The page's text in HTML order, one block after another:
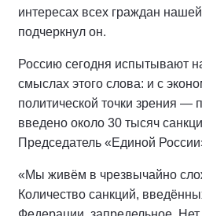
интересах всех граждан
подчеркнул он.
Россию сегодня испытывают
смыслах этого слова: и с
политической точки зрения —
введено около 30 тысяч
Председатель «Единой
«Мы живём в чрезвычайно
Количество санкций,